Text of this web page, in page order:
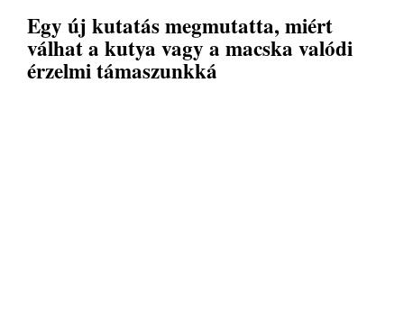
Egy új kutatás megmutatta, miért
válhat a kutya vagy a macska valódi
érzelmi támaszunkká